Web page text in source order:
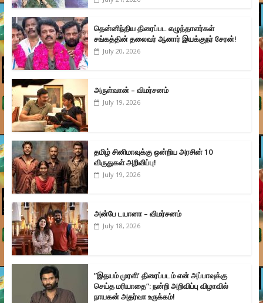
தென்னிந்திய திரைப்பட எழுத்தாளர்கள்
சங்கத்தின் தலைவர் ஆனார் இயக்குநர் சேரன்!
July 20, 2026
அருள்வான் – விமர்சனம்
July 19, 2026
தமிழ் சினிமாவுக்கு ஒன்றிய அரசின் 10
விருதுகள் அறிவிப்பு!
July 19, 2026
அன்பே டயானா – விமர்சனம்
July 18, 2026
”இதயம் முரளி’ திரைப்படம் என் அப்பாவுக்கு
செய்த மரியாதை”: நன்றி அறிவிப்பு விழாவில்
நாயகன் அதர்வா உருக்கம்!